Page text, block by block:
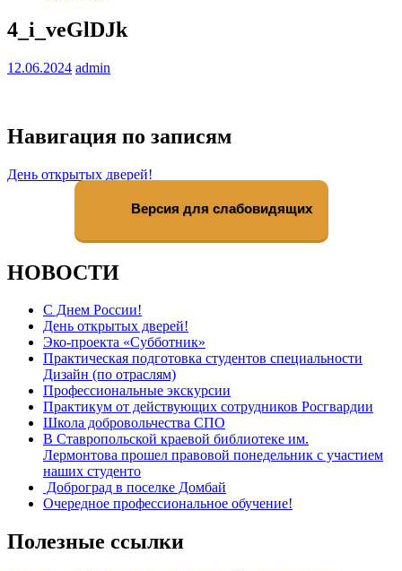
4_i_veGlDJk
12.06.2024 admin
Навигация по записям
День открытых дверей!
Версия для слабовидящих
НОВОСТИ
С Днем России!
День открытых дверей!
Эко-проекта «Субботник»
Практическая подготовка студентов специальности
Дизайн (по отраслям)
Профессиональные экскурсии
Практикум от действующих сотрудников Росгвардии
Школа добровольчества СПО
В Ставропольской краевой библиотеке им.
Лермонтова прошел правовой понедельник с участием
наших студенто
Доброград в поселке Домбай
Очередное профессиональное обучение!
Полезные ссылки